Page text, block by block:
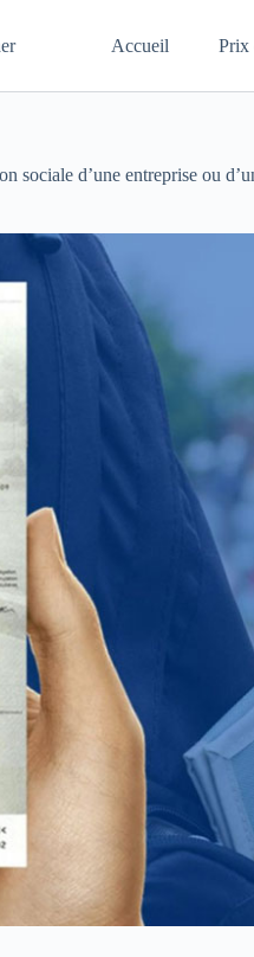
Accueil Prix
sociale d’une entreprise ou